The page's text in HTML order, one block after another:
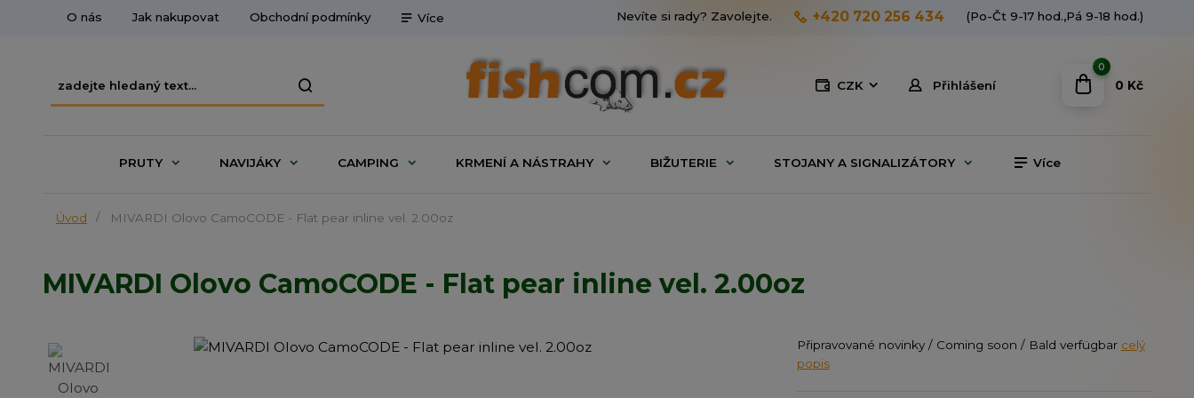
O nás Jak nakupovat Obchodní podmínky Více
CZK Přihlášení
Nevíte si rady? Zavolejte. +420 720 256 434 (Po-Čt 9-17 hod.,Pá 9-18 hod.)
0
0 Kč
PRUTY NAVIJÁKY CAMPING KRMENÍ A NÁSTRAHY BIŽUTERIE STOJANY A SIGNALIZÁTORY Více
Úvod MIVARDI Olovo CamoCODE - Flat pear inline vel. 2.00oz
MIVARDI Olovo CamoCODE - Flat pear inline vel. 2.00oz
Připravované novinky / Coming soon / Bald verfügbar celý
popis